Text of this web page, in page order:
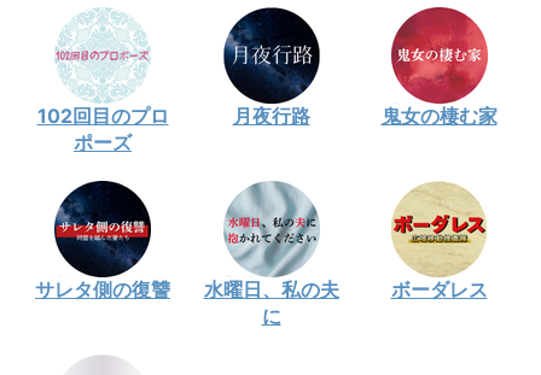
102回目のプロ
ポーズ
月夜行路 鬼女の棲む家
サレタ側の復讐
水曜日、私の夫
に
ボーダレス